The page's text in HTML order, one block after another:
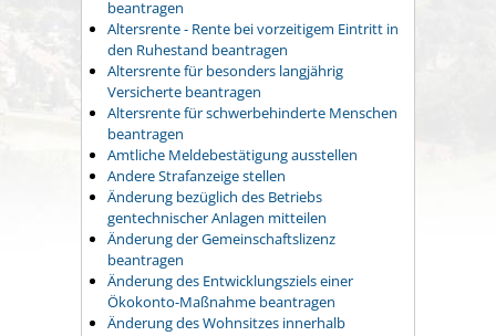
beantragen
Altersrente - Rente bei vorzeitigem Eintritt in
den Ruhestand beantragen
Altersrente für besonders langjährig
Versicherte beantragen
Altersrente für schwerbehinderte Menschen
beantragen
Amtliche Meldebestätigung ausstellen
Andere Strafanzeige stellen
Änderung bezüglich des Betriebs
gentechnischer Anlagen mitteilen
Änderung der Gemeinschaftslizenz
beantragen
Änderung des Entwicklungsziels einer
Ökokonto-Maßnahme beantragen
Änderung des Wohnsitzes innerhalb